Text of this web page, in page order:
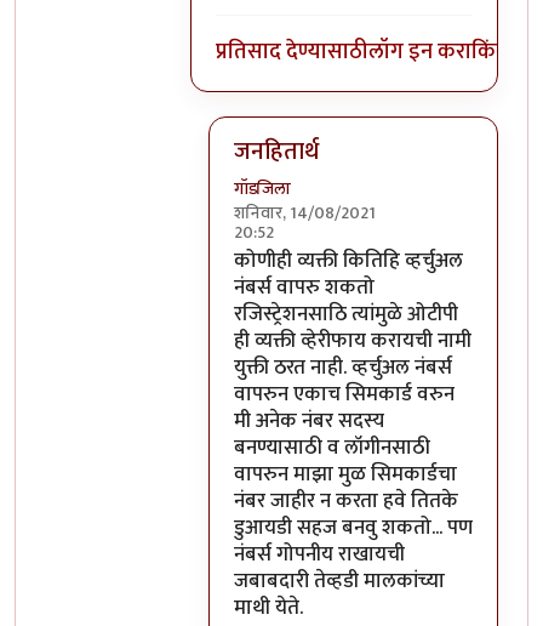
प्रतिसाद देण्यासाठीलॉग इन कराकिंवा
जनहितार्थ
गॉडजिला
शनिवार, 14/08/2021
20:52
In reply toबरं...!byप्रा.डॉ.दिलीप बिरुटे
कोणीही व्यक्ती कितिहि व्हर्चुअल
नंबर्स वापरु शकतो
रजिस्ट्रेशनसाठि त्यांमुळे ओटीपी
ही व्यक्ती व्हेरीफाय करायची नामी
युक्ती ठरत नाही. व्हर्चुअल नंबर्स
वापरुन एकाच सिमकार्ड वरुन
मी अनेक नंबर सदस्य
बनण्यासाठी व लॉगीनसाठी
वापरुन माझा मुळ सिमकार्डचा
नंबर जाहीर न करता हवे तितके
डुआयडी सहज बनवु शकतो... पण
नंबर्स गोपनीय राखायची
जबाबदारी तेव्हडी मालकांच्या
माथी येते.